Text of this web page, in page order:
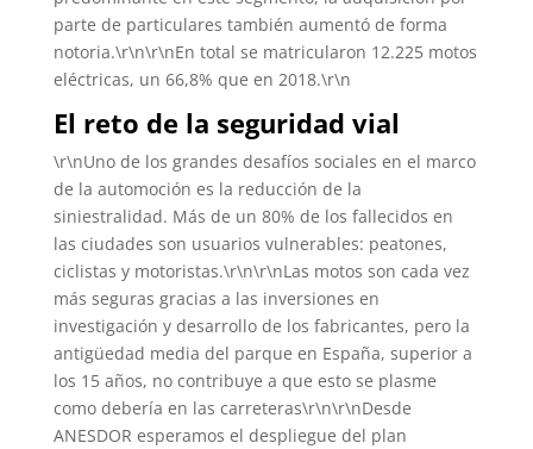
parte de particulares también aumentó de forma
notoria.\r\n\r\nEn total se matricularon 12.225 motos
eléctricas, un 66,8% que en 2018.\r\n
El reto de la seguridad vial
\r\nUno de los grandes desafíos sociales en el marco
de la automoción es la reducción de la
siniestralidad. Más de un 80% de los fallecidos en
las ciudades son usuarios vulnerables: peatones,
ciclistas y motoristas.\r\n\r\nLas motos son cada vez
más seguras gracias a las inversiones en
investigación y desarrollo de los fabricantes, pero la
antigüedad media del parque en España, superior a
los 15 años, no contribuye a que esto se plasme
como debería en las carreteras\r\n\r\nDesde
ANESDOR esperamos el despliegue del plan